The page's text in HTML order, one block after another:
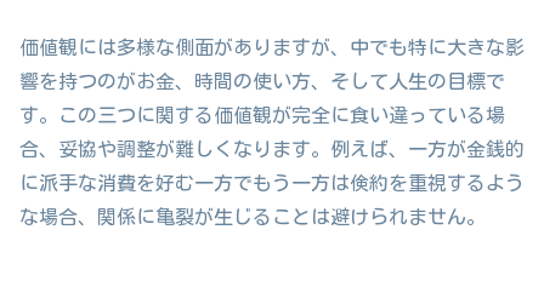
価値観には多様な側面がありますが、中でも特に大きな影
響を持つのがお金、時間の使い方、そして人生の目標で
す。この三つに関する価値観が完全に食い違っている場
合、妥協や調整が難しくなります。例えば、一方が金銭的
に派手な消費を好む一方でもう一方は倹約を重視するよう
な場合、関係に亀裂が生じることは避けられません。